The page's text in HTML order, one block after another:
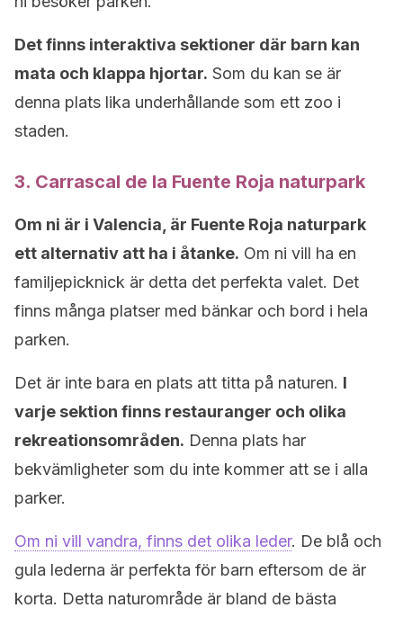
Det finns interaktiva sektioner där barn kan
mata och klappa hjortar. Som du kan se är
denna plats lika underhållande som ett zoo i
staden.
3. Carrascal de la Fuente Roja naturpark
Om ni är i Valencia, är Fuente Roja naturpark
ett alternativ att ha i åtanke. Om ni vill ha en
familjepicknick är detta det perfekta valet. Det
finns många platser med bänkar och bord i hela
parken.
Det är inte bara en plats att titta på naturen. I
varje sektion finns restauranger och olika
rekreationsområden. Denna plats har
bekvämligheter som du inte kommer att se i alla
parker.
Om ni vill vandra, finns det olika leder. De blå och
gula lederna är perfekta för barn eftersom de är
korta. Detta naturområde är bland de bästa